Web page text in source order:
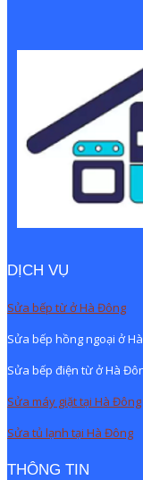
DỊCH VỤ
Sửa bếp từ ở Hà Đông
Sửa bếp hồng ngoại ở
Sửa bếp điện từ ở Hà
Sửa máy giặt tại Hà Đông
Sửa tủ lạnh tại Hà Đông
THÔNG TIN